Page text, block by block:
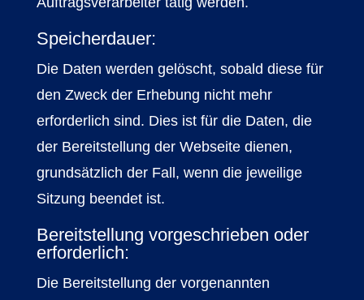
Speicherdauer:
Die Daten werden gelöscht, sobald diese für
den Zweck der Erhebung nicht mehr
erforderlich sind. Dies ist für die Daten, die
der Bereitstellung der Webseite dienen,
grundsätzlich der Fall, wenn die jeweilige
Sitzung beendet ist.
Bereitstellung vorgeschrieben oder
erforderlich:
Die Bereitstellung der vorgenannten